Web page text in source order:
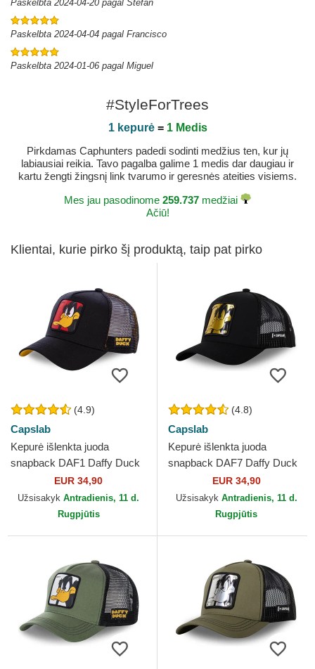
Paskelbta 2024-04-20 pagal Stefan
Paskelbta 2024-04-04 pagal Francisco
Paskelbta 2024-01-06 pagal Miguel
#StyleForTrees
1 kepurė= 1 Medis
Pirkdamas Caphunters padedi sodinti medžius ten, kur jų
labiausiai reikia. Tavo pagalba galime 1 medis dar daugiau ir
kartu žengti žingsnį link tvarumo ir geresnės ateities visiems.
Mes jau pasodinome 259.737 medžiai
Ačiū!
Klientai, kurie pirko šį produktą, taip pat pirko
(4.9)
Capslab
Kepurė išlenkta juoda
snapback DAF1 Daffy Duck
Looney Tunes Capslab
EUR 34,90
Užsisakyk Antradienis, 11 d.
Rugpjūtis
(4.8)
Capslab
Kepurė išlenkta juoda
snapback DAF7 Daffy Duck
Looney Tunes Capslab
EUR 34,90
Užsisakyk Antradienis, 11 d.
Rugpjūtis